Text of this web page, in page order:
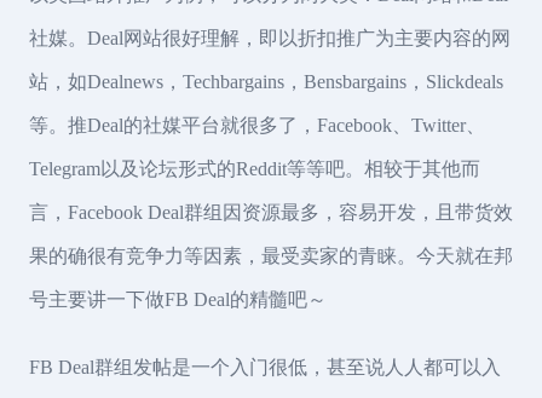
社媒。Deal网站很好理解，即以折扣推广为主要内容的网
站，如Dealnews，Techbargains，Bensbargains，Slickdeals
等。推Deal的社媒平台就很多了，Facebook、Twitter、
Telegram以及论坛形式的Reddit等等吧。相较于其他而
言，Facebook Deal群组因资源最多，容易开发，且带货效
果的确很有竞争力等因素，最受卖家的青睐。今天就在邦
号主要讲一下做FB Deal的精髓吧～
FB Deal群组发帖是一个入门很低，甚至说人人都可以入